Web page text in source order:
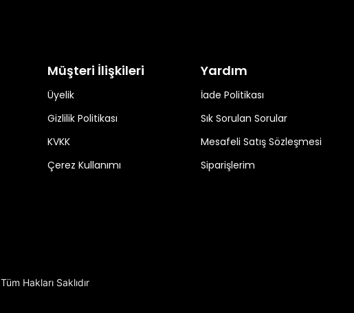
Müşteri İlişkileri
Üyelik
Gizlilik Politikası
KVKK
Çerez Kullanımı
Yardım
İade Politikası
Sık Sorulan Sorular
Mesafeli Satış Sözleşmesi
Siparişlerim
Tüm Hakları Saklıdır